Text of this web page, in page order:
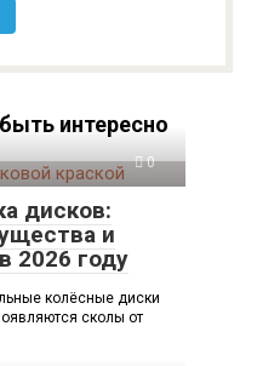
интересно
0
дисков:
и
2026 году
колёсные диски
сколы от